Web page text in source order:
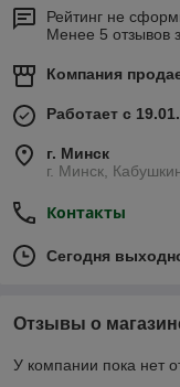
Рейтинг не
Менее 5 отзывов
Компания
Работает с
г. Минск
г. Минск,
Контакты
Сегодня
Отзывы о
У компании пока нет